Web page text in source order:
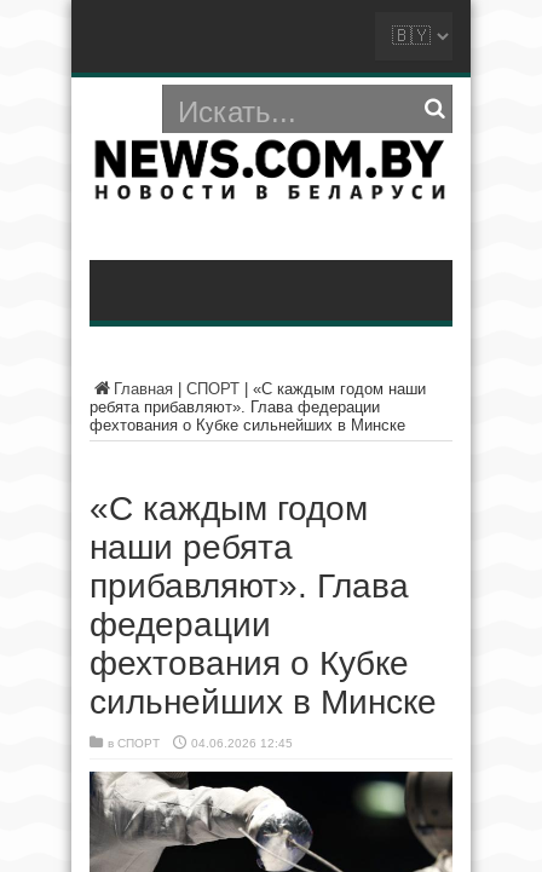
Главная СПОРТ
«С каждым годом наши
ребята прибавляют». Глава федерации
фехтования о Кубке сильнейших в Минске
«С каждым годом
наши ребята
прибавляют». Глава
федерации
фехтования о Кубке
сильнейших в Минске
в СПОРТ 04.06.2026 12:45